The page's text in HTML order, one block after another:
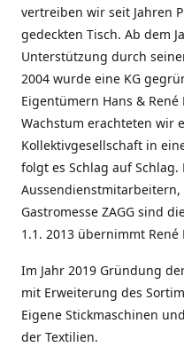
vertreiben wir seit Jahren
gedeckten Tisch. Ab dem
Unterstützung durch
2004 wurde eine KG
Eigentümern Hans &
Wachstum erachteten wir
Kollektivgesellschaft in
folgt es Schlag auf
Gastromesse ZAGG sind
1.1. 2013 übernimmt
Im Jahr 2019 Gründung
mit Erweiterung des
Eigene Stickmaschinen
der Textilien.